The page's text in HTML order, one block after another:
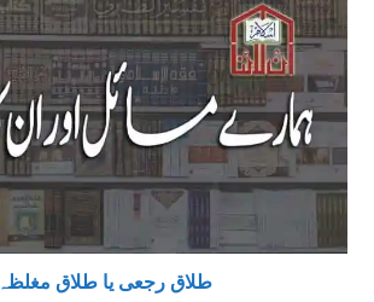
طلاق رجعی یا طلاق مغلظہ